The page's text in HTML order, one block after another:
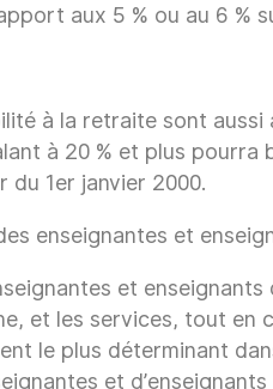
aux 5 % ou au 6 %
à la retraite sont
à 20 % et plus pourra
du 1er janvier 2000.
enseignantes et
et
et les services, tout en
le plus déterminant
et